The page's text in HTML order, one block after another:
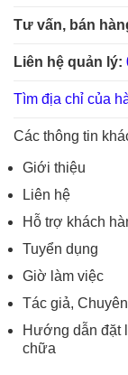
Tư vấn, bán
Liên hệ quản lý:
Tìm địa chỉ của
Các thông tin
Giới thiệu
Liên hệ
Hỗ trợ khách
Tuyển dụng
Giờ làm việc
Tác giả,
Hướng dẫn đặt
chữa